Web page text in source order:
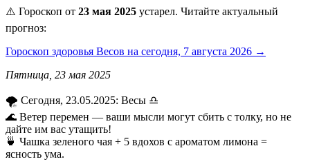
⚠️ Гороскоп от 23 мая 2025 устарел. Читайте актуальный
прогноз:
Гороскоп здоровья Весов на сегодня, 7 августа 2026 →
Пятница, 23 мая 2025
🌪️ Сегодня, 23.05.2025: Весы ♎
🌊 Ветер перемен — ваши мысли могут сбить с толку, но не
дайте им вас утащить!
🍵 Чашка зеленого чая + 5 вдохов с ароматом лимона =
ясность ума.